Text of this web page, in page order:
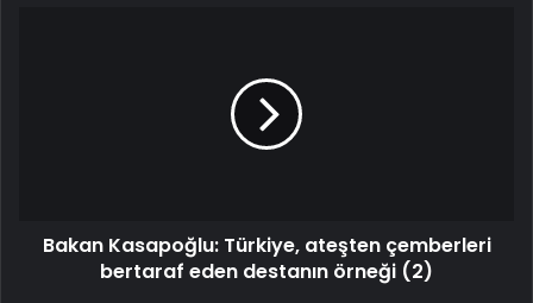
Bakan Kasapoğlu: Türkiye, ateşten çemberleri
bertaraf eden destanın örneği (2)